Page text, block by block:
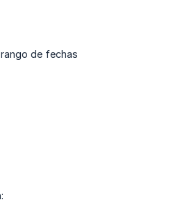
de fechas